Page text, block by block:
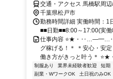
交通・アクセス 馬橋駅周
千葉県松戸市
勤務時間詳細 実働時間：1
■■日勤■■8:00～17:00(実
仕事内容 ⭐★・‥…―━…‥
グ稼げる！＊ ＊安心・安
働き方がきっと叶う＊
制服あり 業界未経験者歓迎 短期
副業・WワークOK
土日祝のみOK